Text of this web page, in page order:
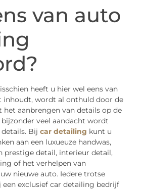
van auto
heeft u hier wel eens van
inhoudt, wordt al onthuld door de
het aanbrengen van details op de
veel aandacht wordt
Bij car detailing kunt u
aan een luxueuze handwas,
prestige detail, interieur detail,
of het verhelpen van
nieuwe auto. Iedere trotse
exclusief car detailing bedrijf